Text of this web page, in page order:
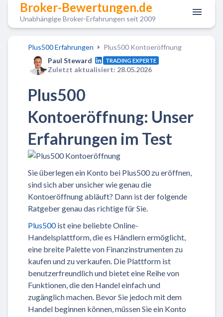
Broker-Bewertungen.de
Unabhängige Broker-Erfahrungen seit 2009
Plus500 Erfahrungen
Plus500 Kontoeröffnung
Paul Steward
TRADING EXPERTE
Zuletzt aktualisiert: 28.05.2026
Plus500
Kontoeröffnung: Unser
Erfahrungen im Test
Sie überlegen ein Konto bei Plus500 zu eröffnen,
sind sich aber unsicher wie genau die
Kontoeröffnung abläuft? Dann ist der folgende
Ratgeber genau das richtige für Sie.
Plus500ist eine beliebte Online-
Handelsplattform, die es Händlern ermöglicht,
eine breite Palette von Finanzinstrumenten zu
kaufen und zu verkaufen. Die Plattform ist
benutzerfreundlich und bietet eine Reihe von
Funktionen, die den Handel einfach und
zugänglich machen. Bevor Sie jedoch mit dem
Handel beginnen können, müssen Sie ein Konto